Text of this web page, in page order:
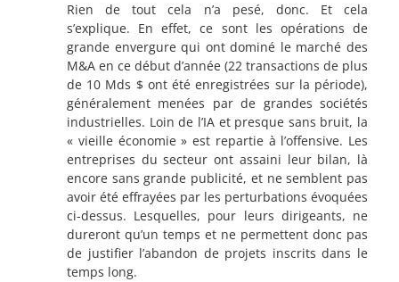
Rien de tout cela n’a pesé, donc. Et cela
s’explique. En effet, ce sont les opérations de
grande envergure qui ont dominé le marché des
M&A en ce début d’année (22 transactions de plus
de 10 Mds $ ont été enregistrées sur la période),
généralement menées par de grandes sociétés
industrielles. Loin de l’IA et presque sans bruit, la
« vieille économie » est repartie à l’offensive. Les
entreprises du secteur ont assaini leur bilan, là
encore sans grande publicité, et ne semblent pas
avoir été effrayées par les perturbations évoquées
ci-dessus. Lesquelles, pour leurs dirigeants, ne
dureront qu’un temps et ne permettent donc pas
de justifier l’abandon de projets inscrits dans le
temps long.